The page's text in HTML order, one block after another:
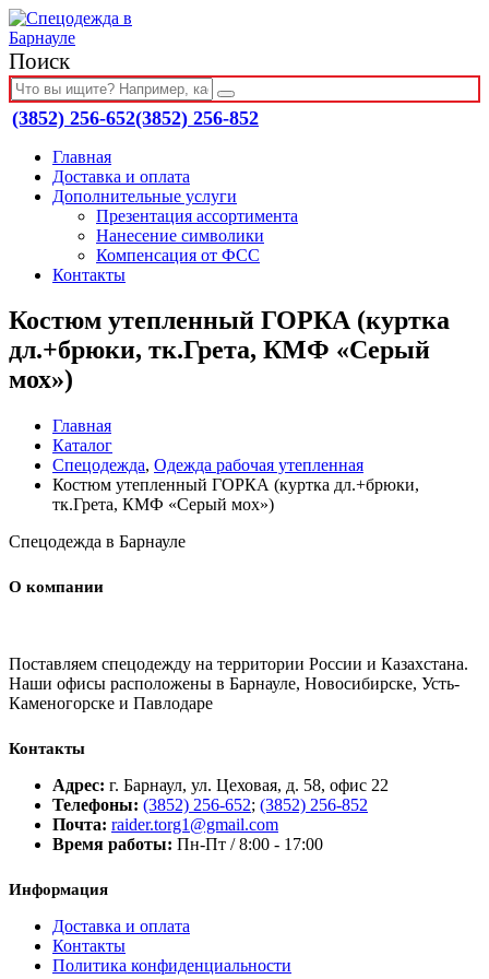
Поиск
(3852) 256-652(3852) 256-852
Главная
Доставка и оплата
Дополнительные услуги
Презентация ассортимента
Нанесение символики
Компенсация от ФСС
Контакты
Костюм утепленный ГОРКА (куртка
дл.+брюки, тк.Грета, КМФ «Серый
мох»)
Главная
Каталог
Спецодежда, Одежда рабочая утепленная
Костюм утепленный ГОРКА (куртка дл.+брюки,
тк.Грета, КМФ «Серый мох»)
Спецодежда в Барнауле
О компании
Поставляем спецодежду на территории России и Казахстана.
Наши офисы расположены в Барнауле, Новосибирске, Усть-
Каменогорске и Павлодаре
Контакты
Адрес: г. Барнаул, ул. Цеховая, д. 58, офис 22
Телефоны: (3852) 256-652; (3852) 256-852
Почта: raider.torg1@gmail.com
Время работы: Пн-Пт / 8:00 - 17:00
Информация
Доставка и оплата
Контакты
Политика конфиденциальности